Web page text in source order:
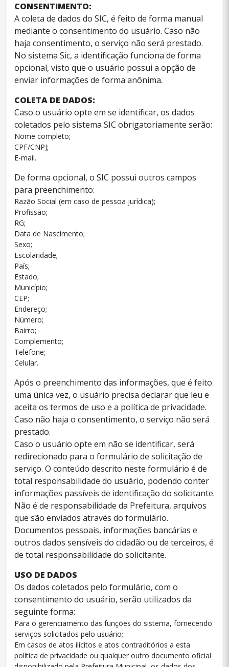
CONSENTIMENTO:
A coleta de dados do SIC, é feito de forma manual
mediante o consentimento do usuário. Caso não
haja consentimento, o serviço não será prestado.
No sistema Sic, a identificação funciona de forma
opcional, visto que o usuário possui a opção de
enviar informações de forma anônima.
COLETA DE DADOS:
Caso o usuário opte em se identificar, os dados
coletados pelo sistema SIC obrigatoriamente serão:
Nome completo;
CPF/CNPJ;
E-mail.
De forma opcional, o SIC possui outros campos
para preenchimento:
Razão Social (em caso de pessoa jurídica);
Profissão;
RG;
Data de Nascimento;
Sexo;
Escolaridade;
País;
Estado;
Município;
CEP;
Endereço;
Número;
Bairro;
Complemento;
Telefone;
Celular.
Após o preenchimento das informações, que é feito
uma única vez, o usuário precisa declarar que leu e
aceita os termos de uso e a política de privacidade.
Caso não haja o consentimento, o serviço não será
prestado.
Caso o usuário opte em não se identificar, será
redirecionado para o formulário de solicitação de
serviço. O conteúdo descrito neste formulário é de
total responsabilidade do usuário, podendo conter
informações passíveis de identificação do solicitante.
Não é de responsabilidade da Prefeitura, arquivos
que são enviados através do formulário.
Documentos pessoais, informações bancárias e
outros dados sensíveis do cidadão ou de terceiros, é
de total responsabilidade do solicitante.
USO DE DADOS
Os dados coletados pelo formulário, com o
consentimento do usuário, serão utilizados da
seguinte forma:
Para o gerenciamento das funções do sistema, fornecendo
serviços solicitados pelo usuário;
Em casos de atos ilícitos e atos contraditórios a esta
política de privacidade ou qualquer outro documento oficial